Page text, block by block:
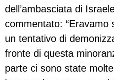
dell’ambasciata di
commentato:
un tentativo di
fronte di questa
parte ci sono state